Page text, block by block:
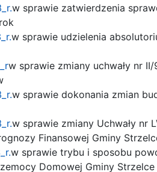
w sprawie zatwierdzenia
w sprawie udzielenia
w sprawie zmiany uchwały nr
w sprawie dokonania zmian
w sprawie zmiany Uchwały nr
Finansowej Gminy
w sprawie trybu i sposobu
Domowej Gminy Strzelce